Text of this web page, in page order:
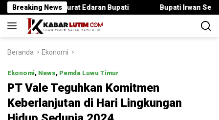
Langsung
ke
konten
Breaking News
Surat Edaran Bupati Bupati Irwan Serahkan
Beranda Ekonomi
Ekonomi, News, Pemda Luwu Timur
PT Vale Teguhkan Komitmen
Keberlanjutan di Hari Lingkungan